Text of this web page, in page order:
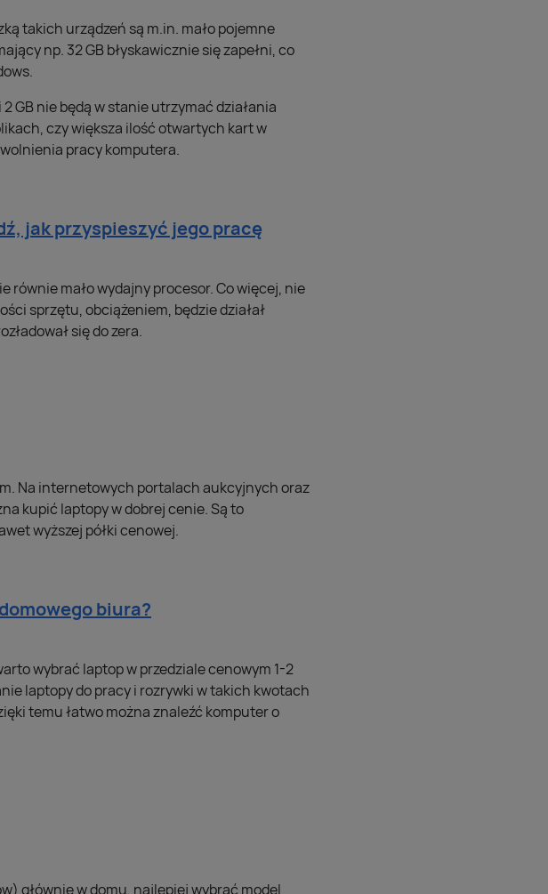
takich urządzeń są m.in. mało pojemne
np. 32 GB błyskawicznie się zapełni, co
GB nie będą w stanie utrzymać działania
czy większa ilość otwartych kart w
pracy komputera.
jak przyspieszyć jego pracę
równie mało wydajny procesor. Co więcej, nie
sprzętu, obciążeniem, będzie działał
się do zera.
Na internetowych portalach aukcyjnych oraz
kupić laptopy w dobrej cenie. Są to
wyższej półki cenowej.
biura?
wybrać laptop w przedziale cenowym 1-2
laptopy do pracy i rozrywki w takich kwotach
temu łatwo można znaleźć komputer o
głównie w domu, najlepiej wybrać model